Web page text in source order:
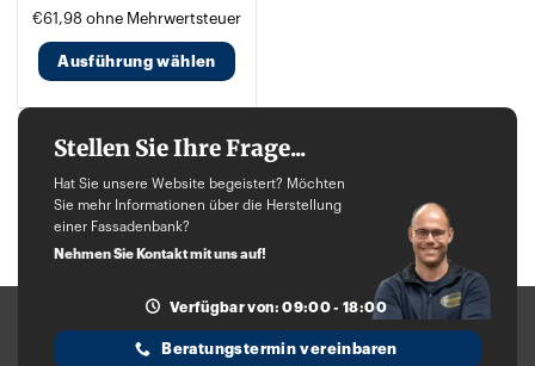
€61,98 ohne Mehrwertsteuer
Ausführung wählen
weist
mehrere
Varianten
auf.
Optionen
können
Stellen Sie Ihre Frage...
Hat Sie unsere Website begeistert? Möchten
Sie mehr Informationen über die Herstellung
einer Fassadenbank?
Nehmen Sie Kontakt mit uns auf!
Verfügbar von: 09:00 - 18:00
Beratungstermin vereinbaren